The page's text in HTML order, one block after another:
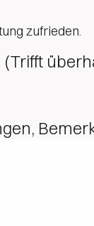
zufrieden.
(Trifft